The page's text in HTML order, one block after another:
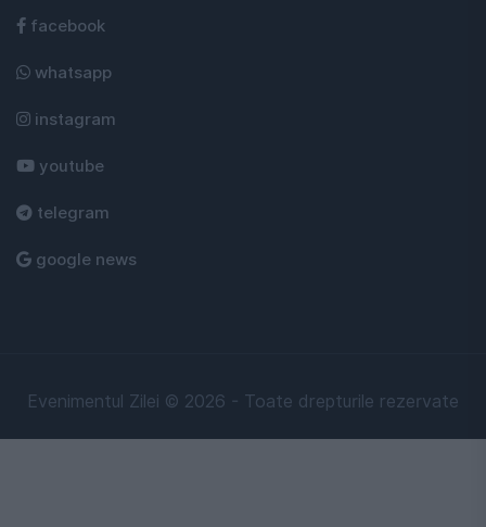
facebook
whatsapp
instagram
youtube
telegram
google news
Evenimentul Zilei © 2026 - Toate drepturile rezervate